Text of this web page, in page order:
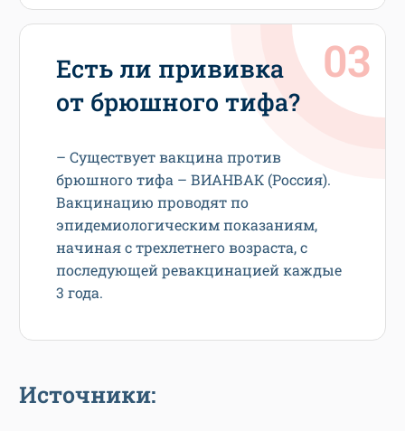
Есть ли прививка
от брюшного тифа?
– Существует вакцина против
брюшного тифа – ВИАНВАК (Россия).
Вакцинацию проводят по
эпидемиологическим показаниям,
начиная с трехлетнего возраста, с
последующей ревакцинацией каждые
3 года.
Источники: